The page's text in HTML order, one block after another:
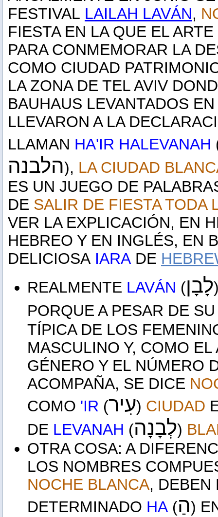
FESTIVAL LAILAH LAVÁN,
FIESTA EN LA QUE EL
PARA CONMEMORAR LA
COMO CIUDAD
LA ZONA DE TEL AVIV
BAUHAUS LEVANTADOS
LLEVARON A LA
LLAMAN HA'IR HALEVANAH
הלבנה), LA CIUDAD
ES UN JUEGO DE
DE SALIR DE FIESTA TODA
VER LA EXPLICACIÓN, EN
HEBREO Y EN INGLÉS, EN
DELICIOSA IARA DE
REALMENTE LAVÁN (לָבָן
PORQUE A PESAR DE
TÍPICA DE LOS
MASCULINO Y, COMO
GÉNERO Y EL NÚMERO
ACOMPAÑA, SE DICE
COMO 'IR (עִיר) CIUDAD
DE LEVANAH (לְבָנָה)
OTRA COSA: A
LOS NOMBRES
NOCHE BLANCA, DEBEN
DETERMINADO HA (הַ)